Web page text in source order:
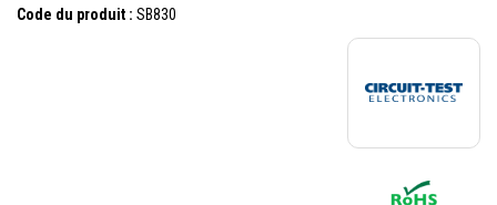
Code du produit : SB830